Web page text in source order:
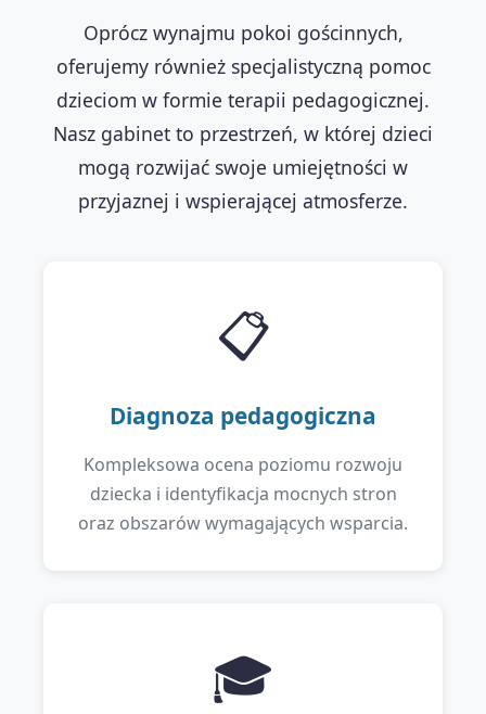
Oprócz wynajmu pokoi gościnnych,
oferujemy również specjalistyczną pomoc
dzieciom w formie terapii pedagogicznej.
Nasz gabinet to przestrzeń, w której dzieci
mogą rozwijać swoje umiejętności w
przyjaznej i wspierającej atmosferze.
📋
Diagnoza pedagogiczna
Kompleksowa ocena poziomu rozwoju
dziecka i identyfikacja mocnych stron
oraz obszarów wymagających wsparcia.
🎓